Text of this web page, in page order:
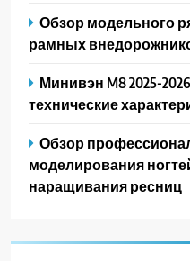
Обзор модельного
рамных
Минивэн M8 2025-
технические
Обзор
моделирования
наращивания ресниц